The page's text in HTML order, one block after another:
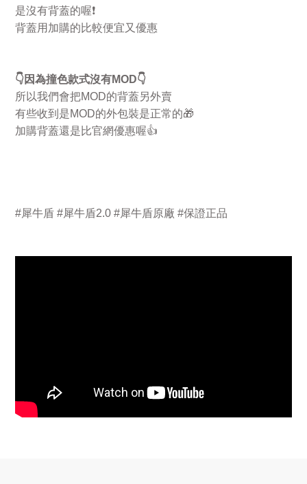
是沒有背蓋的喔❗
背蓋用加購的比較便宜又優惠
👇 因為撞色款式沒有MOD👇
所以我們會把MOD的背蓋另外賣
有些收到是MOD的外包裝是正常的🎁
加購背蓋還是比官網優惠喔👍
#犀牛盾 #犀牛盾2.0 #犀牛盾原廠 #保證正品